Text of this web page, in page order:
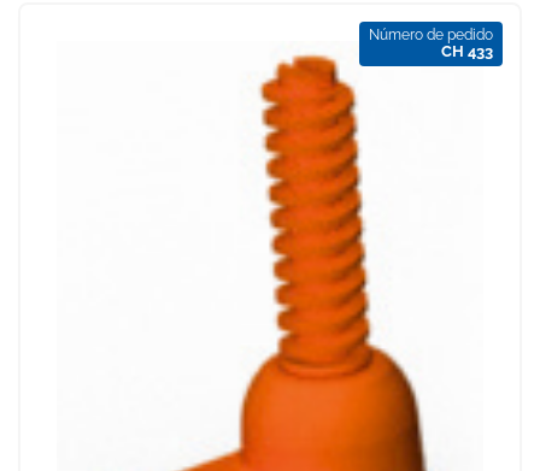
Número de pedido
CH 433